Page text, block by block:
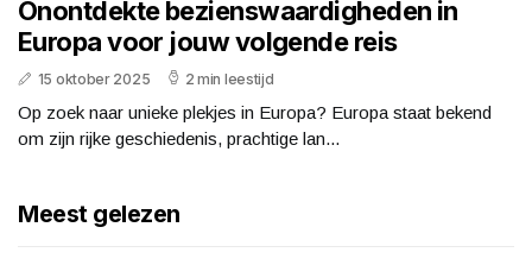
Onontdekte bezienswaardigheden in
Europa voor jouw volgende reis
15 oktober 2025 2 min leestijd
Op zoek naar unieke plekjes in Europa? Europa staat bekend
om zijn rijke geschiedenis, prachtige lan...
Meest gelezen